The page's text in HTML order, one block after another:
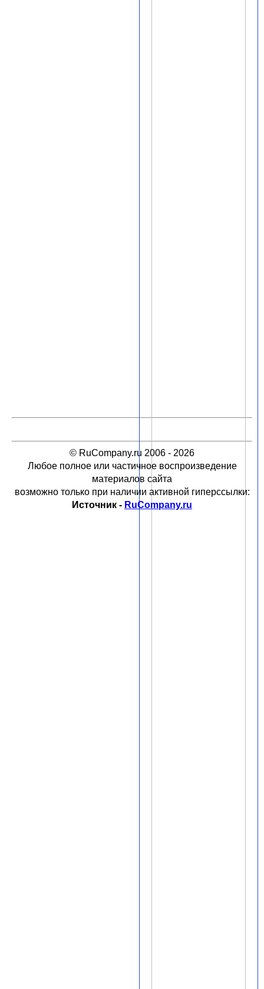
© RuCompany.ru 2006 - 2026
Любое полное или частичное воспроизведение
материалов сайта
возможно только при наличии активной гиперссылки:
Источник - RuCompany.ru